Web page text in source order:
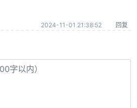
2024-11-01 21:38:52 回复